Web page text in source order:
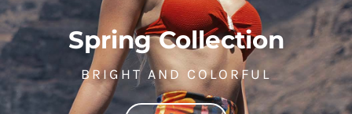
Spring Collection
BRIGHT AND COLORFUL